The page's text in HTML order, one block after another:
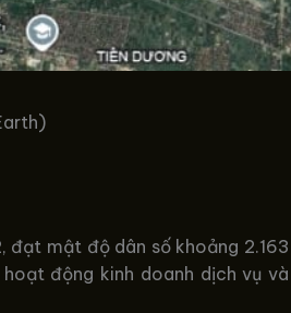
mật độ dân số khoảng
động kinh doanh dịch vụ